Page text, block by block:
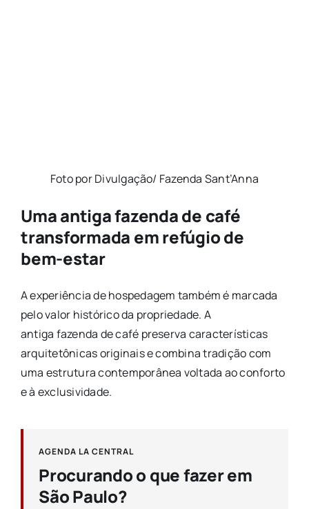
Foto por Divulgação/ Fazenda Sant’Anna
Uma antigafazendade café
transformada em refúgio de
bem-estar
A experiência de hospedagem também é marcada
pelo valor histórico da propriedade. A
antiga fazenda de café preserva características
arquitetônicas originais e combina tradição com
uma estrutura contemporânea voltada ao conforto
e à exclusividade.
AGENDA LA CENTRAL
Procurando o que fazer em
São Paulo?